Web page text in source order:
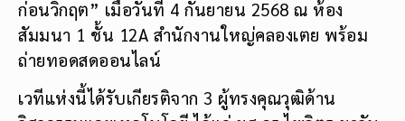
ก่อนวิกฤต” เมื่อวันที่ 4 กันยายน 2568 ณ ห้อง
สัมมนา 1 ชั้น 12A สำนักงานใหญ่คลองเตย พร้อม
ถ่ายทอดสดออนไลน์
เวทีแห่งนี้ได้รับเกียรติจาก 3 ผู้ทรงคุณวุฒิด้าน